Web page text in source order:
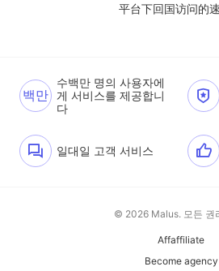
平台下回国访问的速
백만
수백만 명의 사용자에
게 서비스를 제공합니
다
일대일 고객 서비스
© 2026 Malus. 모든 권
Affaffiliate
Become agency